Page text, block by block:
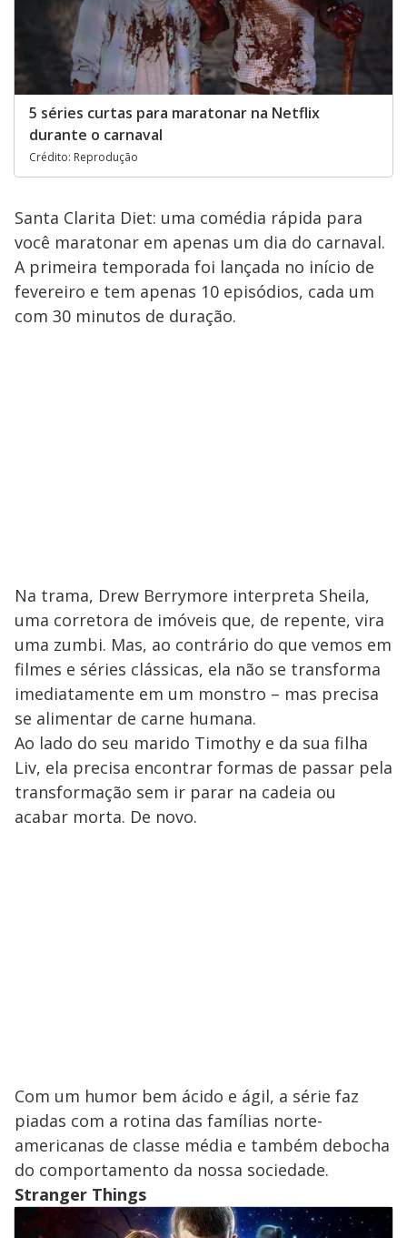
5 séries curtas para maratonar na Netflix
durante o carnaval
Crédito: Reprodução
Santa Clarita Diet: uma comédia rápida para
você maratonar em apenas um dia do carnaval.
A primeira temporada foi lançada no início de
fevereiro e tem apenas 10 episódios, cada um
com 30 minutos de duração.
Na trama, Drew Berrymore interpreta Sheila,
uma corretora de imóveis que, de repente, vira
uma zumbi. Mas, ao contrário do que vemos em
filmes e séries clássicas, ela não se transforma
imediatamente em um monstro – mas precisa
se alimentar de carne humana.
Ao lado do seu marido Timothy e da sua filha
Liv, ela precisa encontrar formas de passar pela
transformação sem ir parar na cadeia ou
acabar morta. De novo.
Com um humor bem ácido e ágil, a série faz
piadas com a rotina das famílias norte-
americanas de classe média e também debocha
do comportamento da nossa sociedade.
Stranger Things